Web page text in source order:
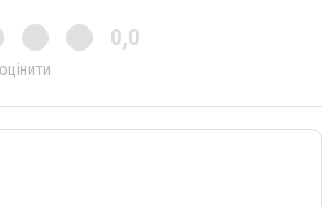
0,0